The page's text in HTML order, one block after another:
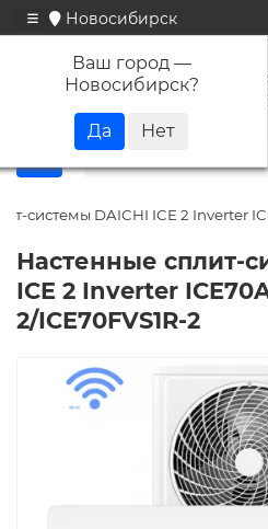
Новосибирск
Ваш город —
Новосибирск?
+7
системы DAICHI ICE 2 Inverter
Настенные сплит-
ICE 2 Inverter
2/ICE70FVS1R-2